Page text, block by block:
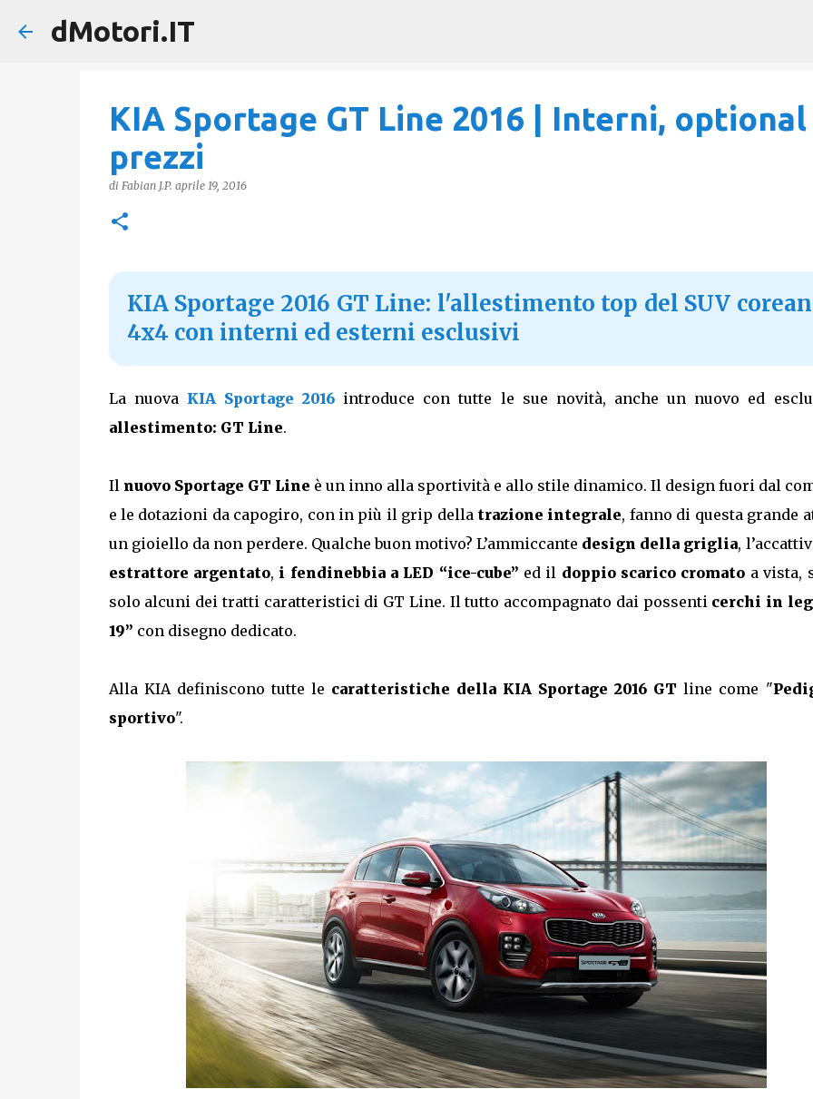
dMotori.IT
KIA Sportage GT Line 2016 | Interni, optional
prezzi
di Fabian J.P. aprile 19, 2016
KIA Sportage 2016 GT Line: l'allestimento top del SUV
4x4 con interni ed esterni esclusivi
La nuova KIA Sportage 2016 introduce con tutte le sue novità, anche un nuovo ed
allestimento: GT Line.
Il nuovo Sportage GT Line è un inno alla sportività e allo stile dinamico. Il design fuori dal
e le dotazioni da capogiro, con in più il grip della trazione integrale, fanno di questa grande
un gioiello da non perdere. Qualche buon motivo? L’ammiccante design della griglia,
estrattore argentato, i fendinebbia a LED “ice-cube” ed il doppio scarico cromato a vista,
solo alcuni dei tratti caratteristici di GT Line. Il tutto accompagnato dai possenti cerchi in
19” con disegno dedicato.
Alla KIA definiscono tutte le caratteristiche della KIA Sportage 2016 GT line come "
sportivo".